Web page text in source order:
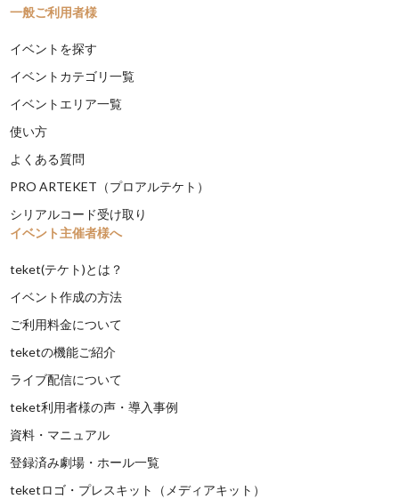
一般ご利用者様
イベントを探す
イベントカテゴリ一覧
イベントエリア一覧
使い方
よくある質問
PRO ARTEKET（プロアルテケト）
シリアルコード受け取り
イベント主催者様へ
teket(テケト)とは？
イベント作成の方法
ご利用料金について
teketの機能ご紹介
ライブ配信について
teket利用者様の声・導入事例
資料・マニュアル
登録済み劇場・ホール一覧
teketロゴ・プレスキット（メディアキット）